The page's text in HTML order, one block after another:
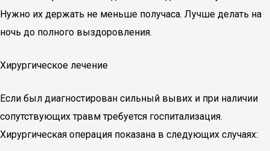
Нужно их держать не меньше получаса. Лучше делать на
ночь до полного выздоровления.
Хирургическое лечение
Если был диагностирован сильный вывих и при наличии
сопутствующих травм требуется госпитализация.
Хирургическая операция показана в следующих случаях: